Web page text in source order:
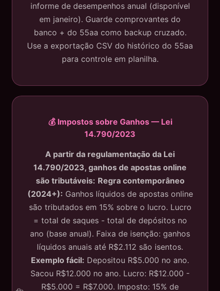
informe de desempenhos anual (disponível
em janeiro). Guarde comprovantes do
banco + do 55aa como backup cruzado.
Use a exportação CSV do histórico do 55aa
para controle em planilha.
💰 Impostos sobre Ganhos — Lei
14.790/2023
A partir da regulamentação da Lei
14.790/2023, ganhos de apostas online
são tributáveis: Regra contemporâneo
(2024+): Ganhos líquidos de apostas online
são tributados em 15% sobre o lucro. Lucro
= total de saques - total de depósitos no
ano (base anual). Faixa de isenção: ganhos
líquidos anuais até R$2.112 são isentos.
Exemplo fácil: Depositou R$5.000 no ano.
Sacou R$12.000 no ano. Lucro: R$12.000 -
R$5.000 = R$7.000. Imposto: 15% de